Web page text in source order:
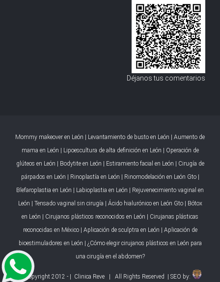
Déjanos tus comentarios
Mommy makeover en León | Levantamiento de busto en León | Aumento de
mama en León | Lipoescultura de alta definición en León | Operación de
glúteos en León | Bodytite en León | Estiramiento facial en León | Cirugía de
párpados en León | Rinoplastía en León | Rinomodelación en León Gto|
Blefaroplastia en León | Labioplastia en León | Rejuvenecimiento vaginal en
León | Tensado vaginal sin cirugía | Ácido hialurónico en León Gto| Bótox
en León | Cirujanos plásticos reconocidos en León | Cirujanas plásticas
reconocidas en México| Aplicación de sculptra en León | Aplicación de
bioestimuladores en León | ¿Cómo elegir cirujanos plásticos en León para
una cirugía en el abdomen?
© Copyright 2012 - | Clinica Reve | All Rights Reserved | SEO by: